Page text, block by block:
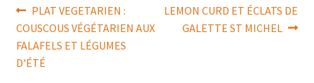
Navigation
de
l’article
Article
précédent :
PLAT VEGETARIEN :
COUSCOUS VÉGÉTARIEN AUX
FALAFELS ET LÉGUMES
D'ÉTÉ
Article
suivant :
LEMON CURD ET ÉCLATS DE
GALETTE ST MICHEL